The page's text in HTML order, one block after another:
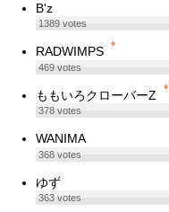
B'z
1389votes
RADWIMPS *
469votes
ももいろクローバーZ *
378votes
WANIMA
368votes
ゆず
363votes